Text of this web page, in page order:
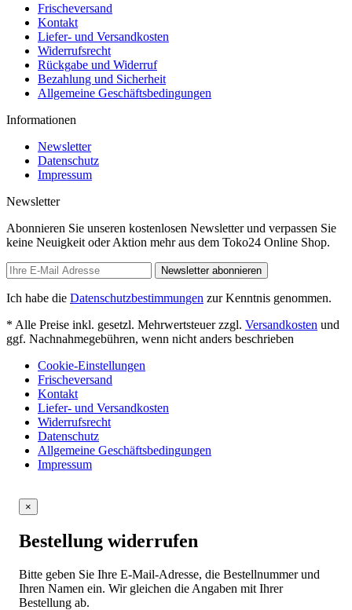
Frischeversand
Kontakt
Liefer- und Versandkosten
Widerrufsrecht
Rückgabe und Widerruf
Bezahlung und Sicherheit
Allgemeine Geschäftsbedingungen
Informationen
Newsletter
Datenschutz
Impressum
Newsletter
Abonnieren Sie unseren kostenlosen Newsletter und verpassen Sie
keine Neuigkeit oder Aktion mehr aus dem Toko24 Online Shop.
Newsletter abonnieren
Ich habe die Datenschutzbestimmungen zur Kenntnis genommen.
* Alle Preise inkl. gesetzl. Mehrwertsteuer zzgl. Versandkosten und
ggf. Nachnahmegebühren, wenn nicht anders beschrieben
Cookie-Einstellungen
Frischeversand
Kontakt
Liefer- und Versandkosten
Widerrufsrecht
Datenschutz
Allgemeine Geschäftsbedingungen
Impressum
×
Bestellung widerrufen
Bitte geben Sie Ihre E-Mail-Adresse, die Bestellnummer und
Ihren Namen ein. Wir gleichen die Angaben mit Ihrer
Bestellung ab.